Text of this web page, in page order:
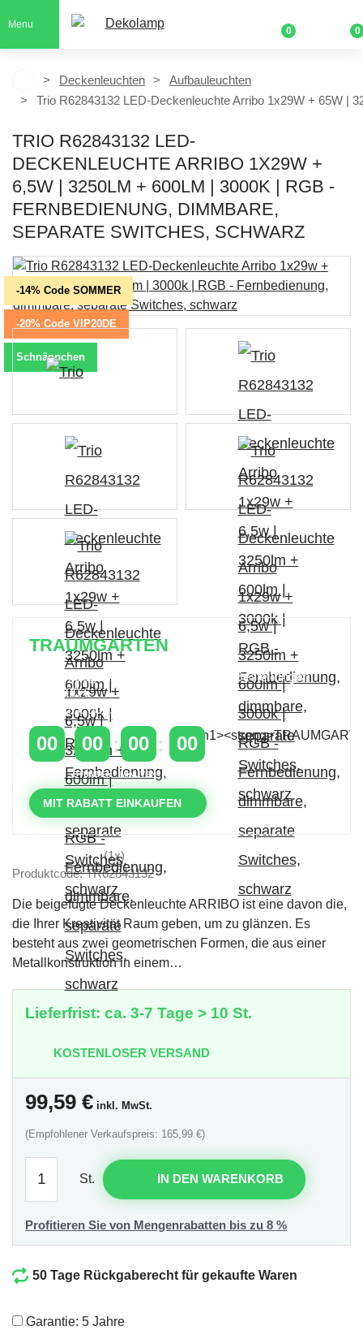
Menu
0 0
Deckenleuchten
Aufbauleuchten
Trio R62843132 LED-Deckenleuchte Arribo 1x29W + 65W |
TRIO R62843132 LED-
DECKENLEUCHTE ARRIBO 1X29W +
6,5W | 3250LM + 600LM | 3000K | RGB -
FERNBEDIENUNG, DIMMBARE,
SEPARATE SWITCHES, SCHWARZ
-14% Code SOMMER
-20% Code VIP20DE
Schnäppchen
TRAUMGARTEN
Zeitlich begrenzter 20 % Rabatt auf Bestellungen
über 400 €
mit dem Code: VIP20DE
00 00
STUNDEN
00
MINUTEN
00
SEKUNDEN
MIT RABATT EINKAUFEN
(1x)
Produktcode: TR62843132
Die beigefügte Deckenleuchte ARRIBO ist eine davon die,
die Ihrer Kreativität Raum geben, um zu glänzen. Es
besteht aus zwei geometrischen Formen, die aus einer
Metallkonstruktion in einem…
Lieferfrist: ca. 3-7 Tage > 10 St.
KOSTENLOSER VERSAND
99,59 € inkl. MwSt.
(Empfohlener Verkaufspreis: 165,99 €)
St. IN DEN WARENKORB
Profitieren Sie von Mengenrabatten bis zu 8 %
50 Tage Rückgaberecht für gekaufte Waren
Garantie: 5 Jahre